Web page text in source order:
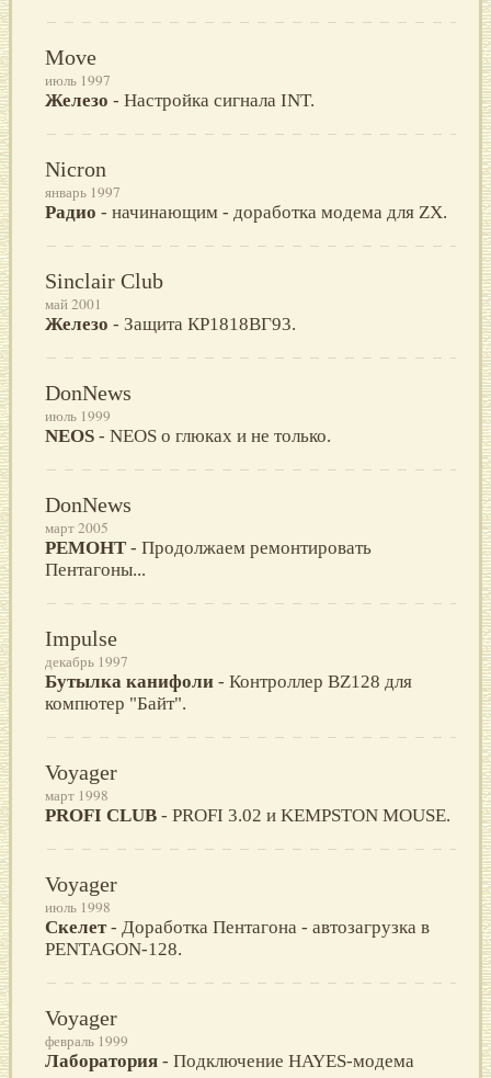
Move
июль 1997
Железо - Настройка сигнала INT.
Nicron
январь 1997
Радио - начинающим - доработка модема для ZX.
Sinclair Club
май 2001
Железо - Защита КР1818ВГ93.
DonNews
июль 1999
NEOS - NEOS о глюках и не только.
DonNews
март 2005
РЕМОНТ - Продолжаем ремонтировать
Пентагоны...
Impulse
декабрь 1997
Бутылка канифоли - Контроллер BZ128 для
компютер "Байт".
Voyager
март 1998
PROFI CLUB - PROFI 3.02 и KEMPSTON MOUSE.
Voyager
июль 1998
Скелет- Доработка Пентагона - автозагрузка в
PENTAGON-128.
Voyager
февраль 1999
Лаборатория - Подключение HAYES-модема